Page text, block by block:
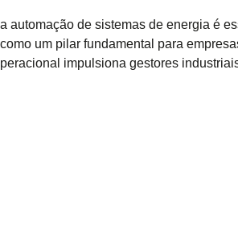
automação de sistemas de energia é
um pilar fundamental para
impulsiona gestores